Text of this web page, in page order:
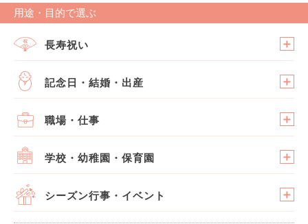
用途・目的で選ぶ
長寿祝い
記念日・結婚・出産
職場・仕事
学校・幼稚園・保育園
シーズン行事・イベント